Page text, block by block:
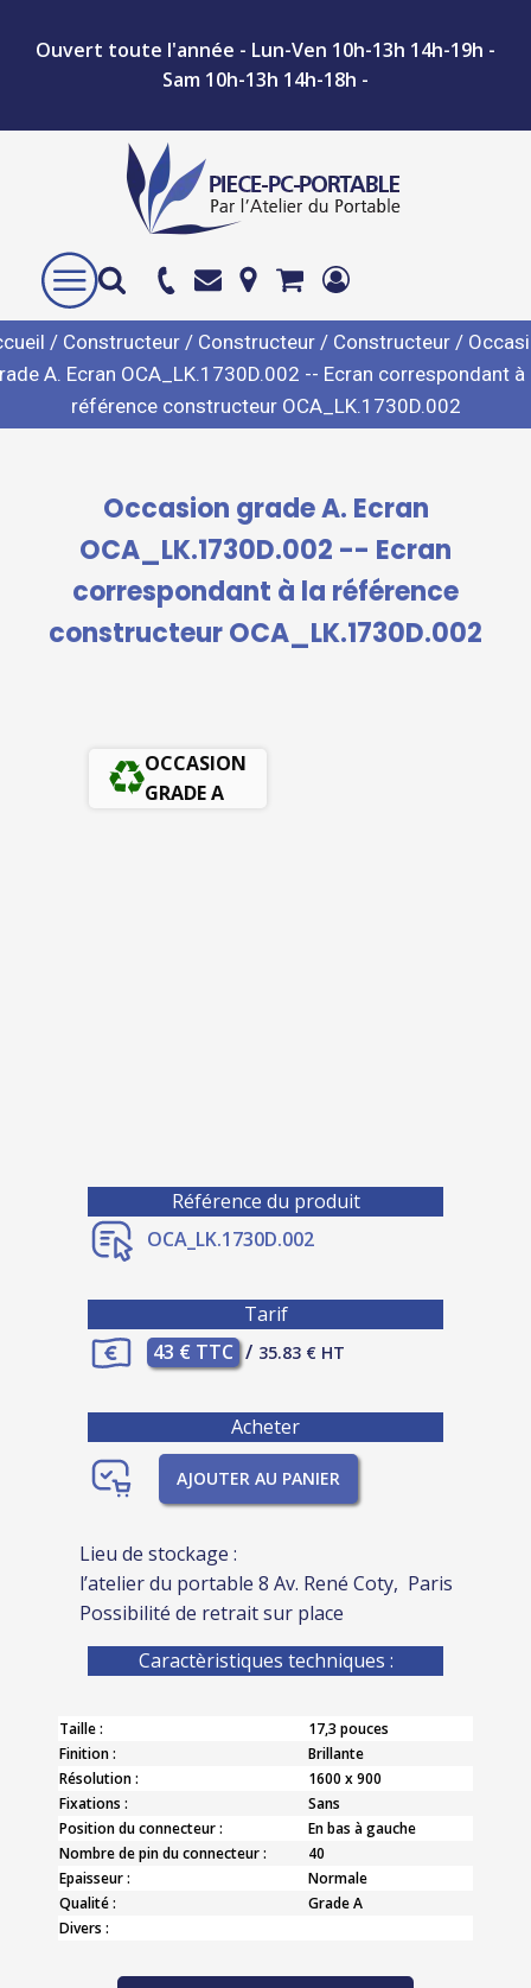
Ouvert toute l'année - Lun-Ven 10h-13h 14h-19h -
Sam 10h-13h 14h-18h -
/ Constructeur/ Constructeur/ Constructeur/
A. Ecran OCA_LK.1730D.002 -- Ecran correspondant à
référence constructeur OCA_LK.1730D.002
Occasion grade A. Ecran
OCA_LK.1730D.002 -- Ecran
correspondant à la référence
constructeur OCA_LK.1730D.002
OCCASION
GRADE A
Référence du produit
OCA_LK.1730D.002
Tarif
43 € TTC / 35.83 € HT
Acheter
AJOUTER AU PANIER
Lieu de stockage :
l’atelier du portable 8 Av. René Coty, Paris
Possibilité de retrait sur place
Caractèristiques techniques :
Taille :
17,3 pouces
Finition :
Brillante
Résolution :
1600 x 900
Fixations :
Sans
Position du connecteur :
En bas à gauche
Nombre de pin du connecteur :
40
Epaisseur :
Normale
Qualité :
Grade A
Divers :